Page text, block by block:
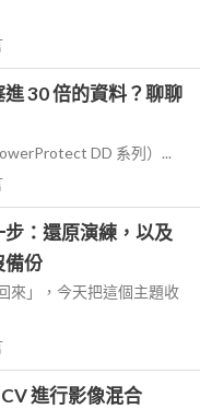
30 倍的資料？聊聊
DD 系列）...
：還原演練，以及
備份
來」，今天把這個主題收
進行影像混合